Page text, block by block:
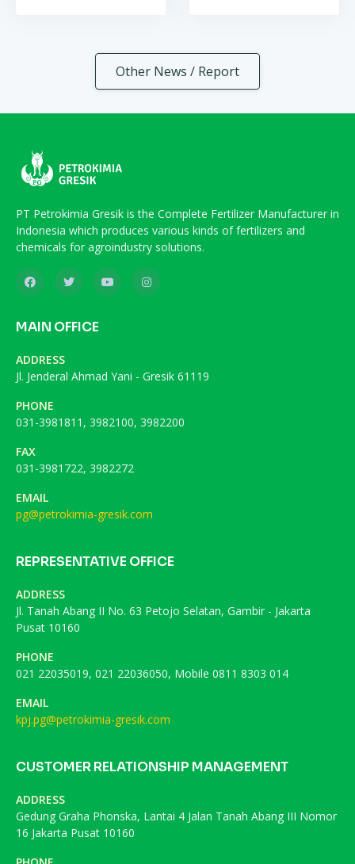
Other News / Report
PT Petrokimia Gresik is the Complete Fertilizer Manufacturer in
Indonesia which produces various kinds of fertilizers and
chemicals for agroindustry solutions.
MAIN OFFICE
ADDRESS
Jl. Jenderal Ahmad Yani - Gresik 61119
PHONE
031-3981811, 3982100, 3982200
FAX
031-3981722, 3982272
EMAIL
pg@petrokimia-gresik.com
REPRESENTATIVE OFFICE
ADDRESS
Jl. Tanah Abang II No. 63 Petojo Selatan, Gambir - Jakarta
Pusat 10160
PHONE
021 22035019, 021 22036050, Mobile 0811 8303 014
EMAIL
kpj.pg@petrokimia-gresik.com
CUSTOMER RELATIONSHIP MANAGEMENT
ADDRESS
Gedung Graha Phonska, Lantai 4 Jalan Tanah Abang III Nomor
16 Jakarta Pusat 10160